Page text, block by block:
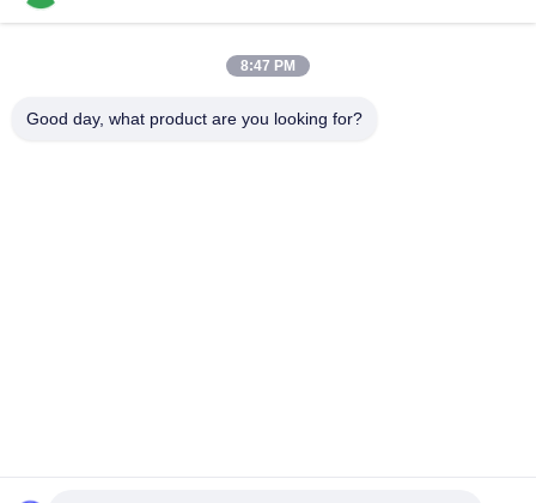
8:47 PM
Good day, what product are you looking for?